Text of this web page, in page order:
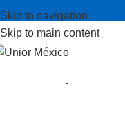
Skip to navigation
Skip to main content